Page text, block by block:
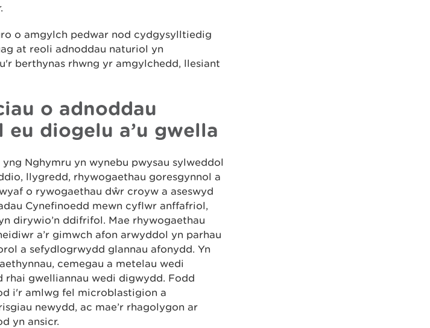
o amgylch pedwar nod cydgysylltiedig
at reoli adnoddau naturiol yn
berthynas rhwng yr amgylchedd, llesiant
o adnoddau
diogelu a’u gwella
Nghymru yn wynebu pwysau sylweddol
llygredd, rhywogaethau goresgynnol a
o rywogaethau dŵr croyw a aseswyd
Cynefinoedd mewn cyflwr anffafriol,
dirywio’n ddifrifol. Mae rhywogaethau
a’r gimwch afon arwyddol yn parhau
a sefydlogrwydd glannau afonydd. Yn
cemegau a metelau wedi
rhai gwelliannau wedi digwydd. Fodd
i'r amlwg fel microblastigion a
newydd, ac mae’r rhagolygon ar
yn ansicr.